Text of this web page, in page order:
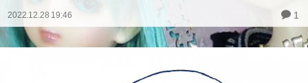
2022.12.28 19:46 1